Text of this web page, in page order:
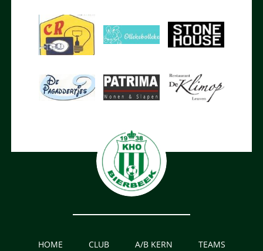
HOME CLUB A/B KERN TEAMS